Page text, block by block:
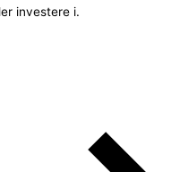
investere i.